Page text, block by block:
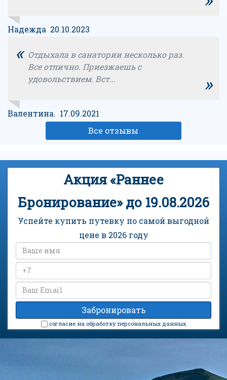
Надежда 20.10.2023
« Отдыхала в санатории несколько раз.
Все отлично. Приезжаешь с
удовольствием. Вст...
»
Валентина. 17.09.2021
Все отзывы
Акция «Раннее
Бронирование» до 19.08.2026
Успейте купить путевку по самой выгодной
цене в 2026 году
cогласие на обработку персональных данных